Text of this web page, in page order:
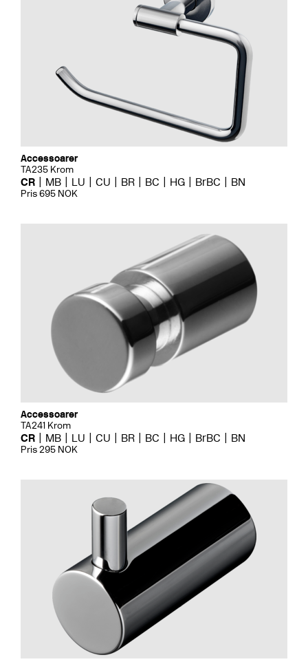
Accessoarer
TA235 Krom
CR MB LU CU BR BC HG BrBC BN
Pris 695 NOK
Accessoarer
TA241 Krom
CR MB LU CU BR BC HG BrBC BN
Pris 295 NOK